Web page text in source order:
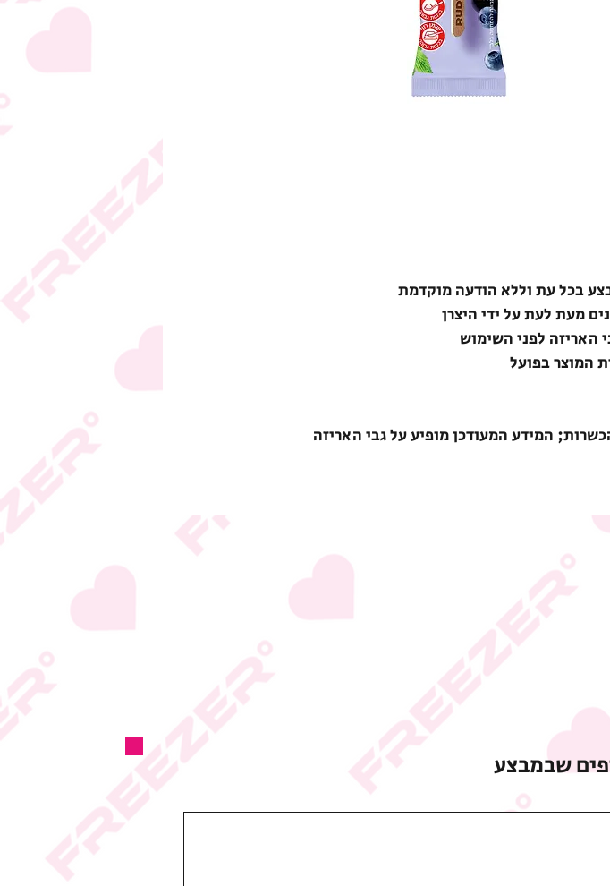
בכל עת וללא הודעה מוקדמת
מעת לעת על ידי היצרן
האריזה לפני השימוש
המוצר בפועל
המידע המעודכן מופיע על גבי האריזה
שבמבצע